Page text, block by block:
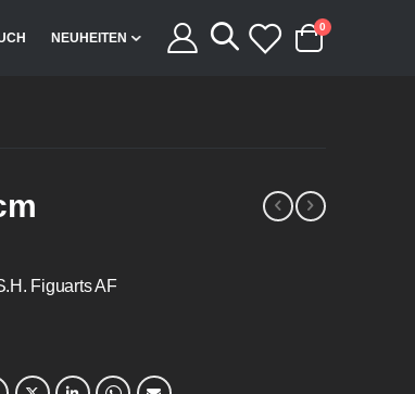
NEUHEITEN
Cart
0 Artikel
Figuarts AF